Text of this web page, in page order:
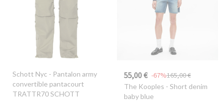
Schott Nyc - Pantalon army
convertible pantacourt
TRATTR70 SCHOTT
55,00 € 165,00 €
-67%
The Kooples - Short denim
baby blue